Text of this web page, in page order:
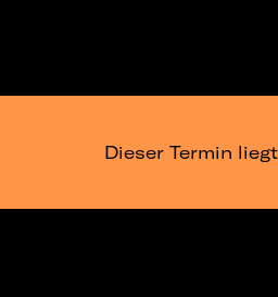
Dieser Termin